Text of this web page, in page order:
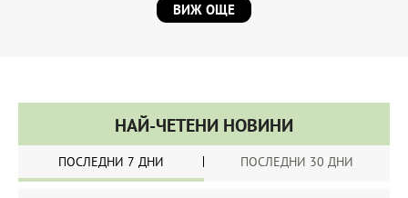
ВИЖ ОЩЕ
НАЙ-ЧЕТЕНИ НОВИНИ
ПОСЛЕДНИ 7 ДНИ ПОСЛЕДНИ 30 ДНИ